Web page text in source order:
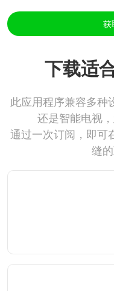
获
下载适
此应用程序兼容多种
还是智能电视
通过一次订阅，即可
缝